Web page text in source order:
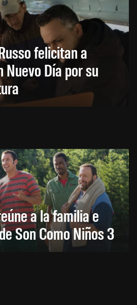
felicitan a
Día por su
a la familia e
Son Como Niños 3